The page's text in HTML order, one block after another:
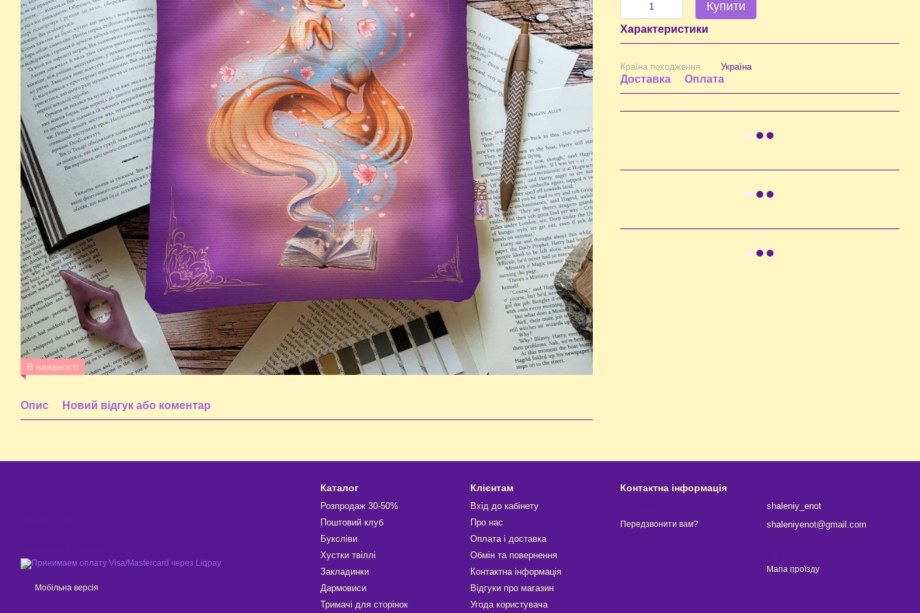
В наявності
Опис Новий відгук або коментар
Купити
Характеристики
Країна походження Україна
Доставка Оплата
Мобільна версія
Каталог
Розпродаж 30-50%
Поштовий клуб
Буксліви
Хустки твіллі
Закладинки
Дармовиси
Тримачі для сторінок
Клієнтам
Вхід до кабінету
Про нас
Оплата і доставка
Обмін та повернення
Контактна інформація
Відгуки про магазин
Угода користувача
Контактна інформація
Передзвонити вам?
shaleniy_enot
shaleniyenot@gmail.com
Мапа проїзду